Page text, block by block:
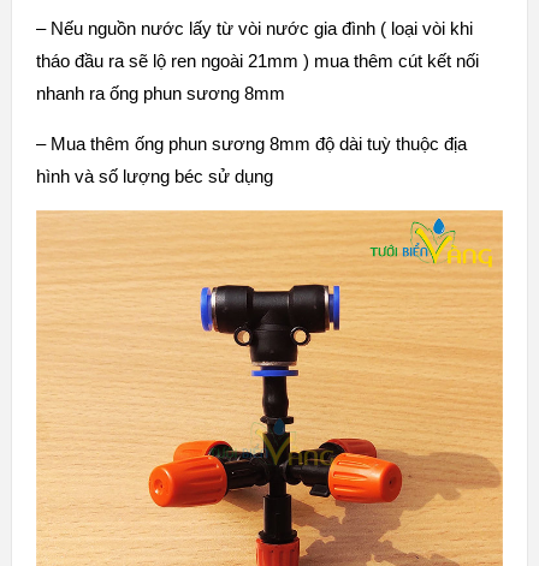
– Nếu nguồn nước lấy từ vòi nước gia đình ( loại vòi khi
tháo đầu ra sẽ lộ ren ngoài 21mm ) mua thêm cút kết nối
nhanh ra ống phun sương 8mm
– Mua thêm ống phun sương 8mm độ dài tuỳ thuộc địa
hình và số lượng béc sử dụng